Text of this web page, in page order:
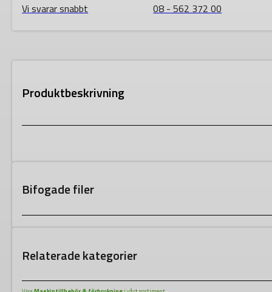
Vi svarar snabbt
08 - 562 372 00
Produktbeskrivning
Bifogade filer
Relaterade kategorier